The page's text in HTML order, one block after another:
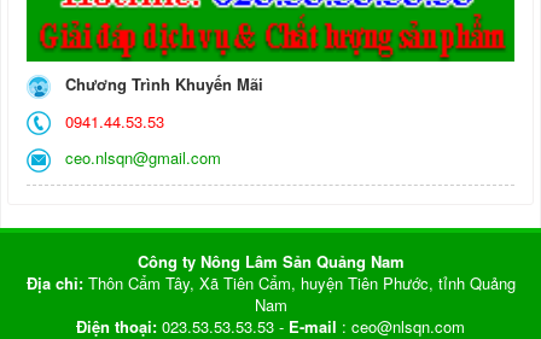
Chương Trình Khuyến Mãi
0941.44.53.53
ceo.nlsqn@gmail.com
Công ty Nông Lâm Sản Quảng Nam
Địa chỉ:Thôn Cẩm Tây, Xã Tiên Cẩm, huyện Tiên Phước, tỉnh Quảng
Nam
Điện thoại: 023.53.53.53.53 - E-mail : ceo@nlsqn.com